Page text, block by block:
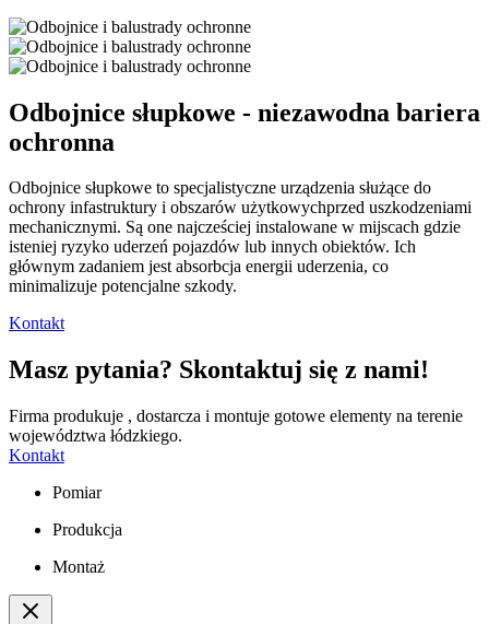
Odbojnice słupkowe - niezawodna bariera
ochronna
Odbojnice słupkowe to specjalistyczne urządzenia służące do
ochrony infastruktury i obszarów użytkowychprzed uszkodzeniami
mechanicznymi. Są one najcześciej instalowane w mijscach gdzie
isteniej ryzyko uderzeń pojazdów lub innych obiektów. Ich
głównym zadaniem jest absorbcja energii uderzenia, co
minimalizuje potencjalne szkody.
Kontakt
Masz pytania? Skontaktuj się z nami!
Firma produkuje , dostarcza i montuje gotowe elementy na terenie
województwa łódzkiego.
Kontakt
Pomiar
Produkcja
Montaż